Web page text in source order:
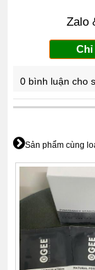
Zalo
Chỉ
0 bình luận cho
Sản phẩm cùng